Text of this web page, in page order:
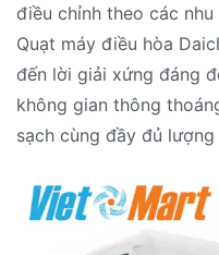
điều chỉnh theo các
Quạt máy điều hòa
đến lời giải xứng đáng
không gian thông
sạch cùng đầy đủ